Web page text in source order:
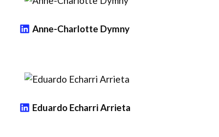
Anne-Charlotte Dymny
Eduardo Echarri Arrieta